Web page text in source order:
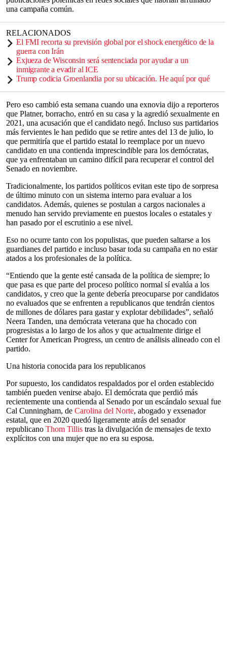
una campaña común.
RELACIONADOS
El FMI recorta su previsión global por el shock energético de la
guerra con Irán
Exjueza de Wisconsin será sentenciada por ayudar a un
inmigrante a evadir al ICE
Trump codicia Groenlandia por su ubicación. He aquí por qué
Pero eso cambió esta semana cuando una exnovia dijo a reporteros
que Platner, borracho, entró en su casa y la agredió sexualmente en
2021, una acusación que el candidato negó. Incluso sus partidarios
más fervientes le han pedido que se retire antes del 13 de julio, lo
que permitiría que el partido estatal lo reemplace por un nuevo
candidato en una contienda imprescindible para los demócratas,
que ya enfrentaban un camino difícil para recuperar el control del
Senado en noviembre.
Tradicionalmente, los partidos políticos evitan este tipo de sorpresa
de último minuto con un sistema interno para evaluar a los
candidatos. Además, quienes se postulan a cargos nacionales a
menudo han servido previamente en puestos locales o estatales y
han pasado por el escrutinio a ese nivel.
Eso no ocurre tanto con los populistas, que pueden saltarse a los
guardianes del partido e incluso basar toda su campaña en no estar
atados a los profesionales de la política.
“Entiendo que la gente esté cansada de la política de siempre; lo
que pasa es que parte del proceso político normal sí evalúa a los
candidatos, y creo que la gente debería preocuparse por candidatos
no evaluados que se enfrenten a republicanos que tendrán cientos
de millones de dólares para gastar y explotar debilidades”, señaló
Neera Tanden, una demócrata veterana que ha chocado con
progresistas a lo largo de los años y que actualmente dirige el
Center for American Progress, un centro de análisis alineado con el
partido.
Una historia conocida para los republicanos
Por supuesto, los candidatos respaldados por el orden establecido
también pueden venirse abajo. El demócrata que perdió más
recientemente una contienda al Senado por un escándalo sexual fue
Cal Cunningham, de Carolina del Norte, abogado y exsenador
estatal, que en 2020 quedó ligeramente atrás del senador
republicano Thom Tillis tras la divulgación de mensajes de texto
explícitos con una mujer que no era su esposa.